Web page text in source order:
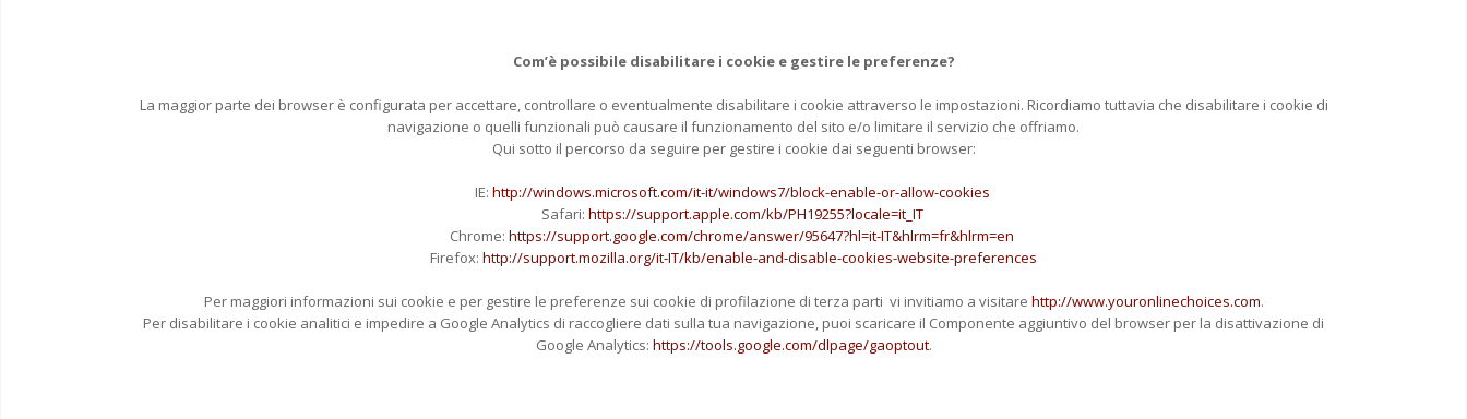
Com’è possibile disabilitare i cookie e gestire le preferenze?
La maggior parte dei browser è configurata per accettare, controllare o eventualmente disabilitare i cookie attraverso le impostazioni. Ricordiamo tuttavia che disabilitare i cookie di
navigazione o quelli funzionali può causare il funzionamento del sito e/o limitare il servizio che offriamo.
Qui sotto il percorso da seguire per gestire i cookie dai seguenti browser:
IE: http://windows.microsoft.com/it-it/windows7/block-enable-or-allow-cookies
Safari: https://support.apple.com/kb/PH19255?locale=it_IT
Chrome: https://support.google.com/chrome/answer/95647?hl=it-IT&hlrm=fr&hlrm=en
Firefox: http://support.mozilla.org/it-IT/kb/enable-and-disable-cookies-website-preferences
Per maggiori informazioni sui cookie e per gestire le preferenze sui cookie di profilazione di terza parti vi invitiamo a visitare http://www.youronlinechoices.com.
Per disabilitare i cookie analitici e impedire a Google Analytics di raccogliere dati sulla tua navigazione, puoi scaricare il Componente aggiuntivo del browser per la disattivazione di
Google Analytics: https://tools.google.com/dlpage/gaoptout.